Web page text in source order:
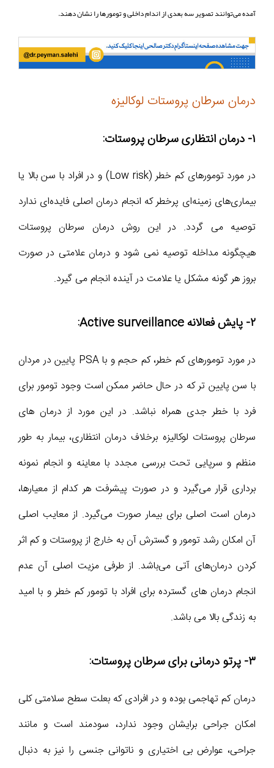
آمده می‌توانند تصویر سه بعدی از اندام داخلی و تومورها را نشان دهند.
درمان سرطان پروستات لوکالیزه
۱- درمان انتظاری سرطان پروستات:
در مورد تومورهای کم خطر (Low risk) و در افراد با سن بالا یا
بیماری‌های زمینه‌ای پرخطر که انجام درمان اصلی فایده‌ای ندارد
توصیه می گردد. در این روش درمان سرطان پروستات
هیچگونه مداخله توصیه نمی شود و درمان علامتی در صورت
بروز هر گونه مشکل یا علامت در آینده انجام می گیرد.
۲- پایش فعالانه Active surveillance:
در مورد تومورهای کم خطر، کم حجم و با PSA پایین در مردان
با سن پایین تر که در حال حاضر ممکن است وجود تومور برای‌
فرد با خطر جدی همراه نباشد. در این مورد از درمان های
سرطان پروستات لوکالیزه برخلاف درمان انتظاری، بیمار به طور
منظم و سرپایی تحت بررسی مجدد با معاینه و انجام نمونه
برداری قرار می‌گیرد و در صورت پیشرفت هر کدام از معیارها،
درمان است اصلی برای بیمار صورت می‌گیرد. از معایب اصلی
آن امکان رشد تومور و گسترش آن به خارج از پروستات و کم اثر
کردن درمان‌های آتی می‌باشد. از طرفی مزیت اصلی آن عدم
انجام درمان های گسترده برای افراد با تومور کم خطر و با امید
به زندگی بالا می باشد.
۳- پرتو درمانی برای سرطان پروستات:
درمان کم تهاجمی بوده و در افرادی که بعلت سطح سلامتی کلی
امکان جراحی برایشان وجود ندارد، سودمند است و مانند
جراحی، عوارض بی اختیاری و ناتوانی جنسی را نیز به دنبال